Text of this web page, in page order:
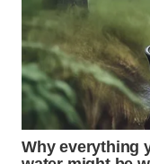
SELEB
WAHANA
PERSONA
WAHANA
OTOMOTIF